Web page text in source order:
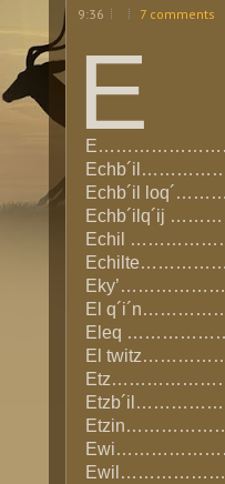
9:36 7 comments
E
Echb´il
Echb´ilq´ij
Echil
El
Eleq
El